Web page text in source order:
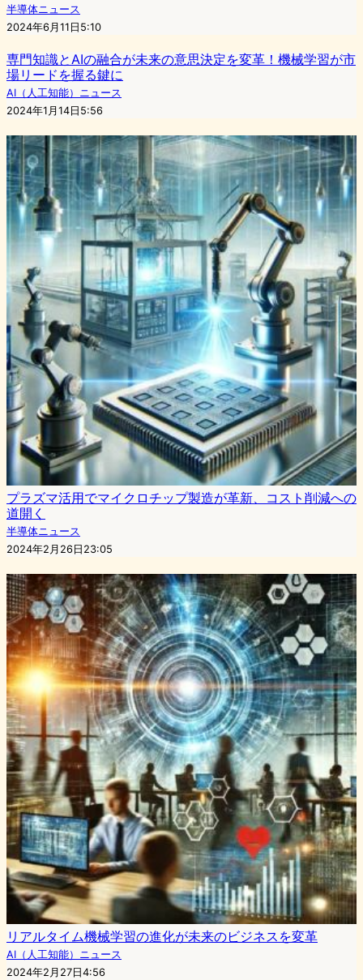
半導体ニュース
2024年6月11日5:10
専門知識とAIの融合が未来の意思決定を変革！機械学習が市
場リードを握る鍵に
AI（人工知能）ニュース
2024年1月14日5:56
プラズマ活用でマイクロチップ製造が革新、コスト削減への
道開く
半導体ニュース
2024年2月26日23:05
リアルタイム機械学習の進化が未来のビジネスを変革
AI（人工知能）ニュース
2024年2月27日4:56